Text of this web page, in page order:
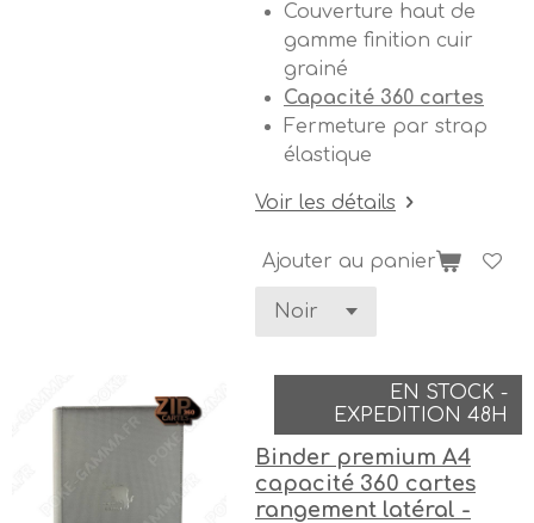
Couverture haut de
gamme finition cuir
grainé
Capacité 360 cartes
Fermeture par strap
élastique
Voir les détails
Ajouter au panier
EN STOCK -
EXPEDITION 48H
Binder premium A4
capacité 360 cartes
rangement latéral -